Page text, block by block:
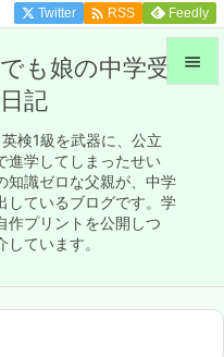
も娘の中学受
記
検1級を武器に、公立
進学してしまったせい
知識ゼロな父親が、中学
しているブログです。学
作プリントを公開しつ
ています。

Twitter  RSS Feedly